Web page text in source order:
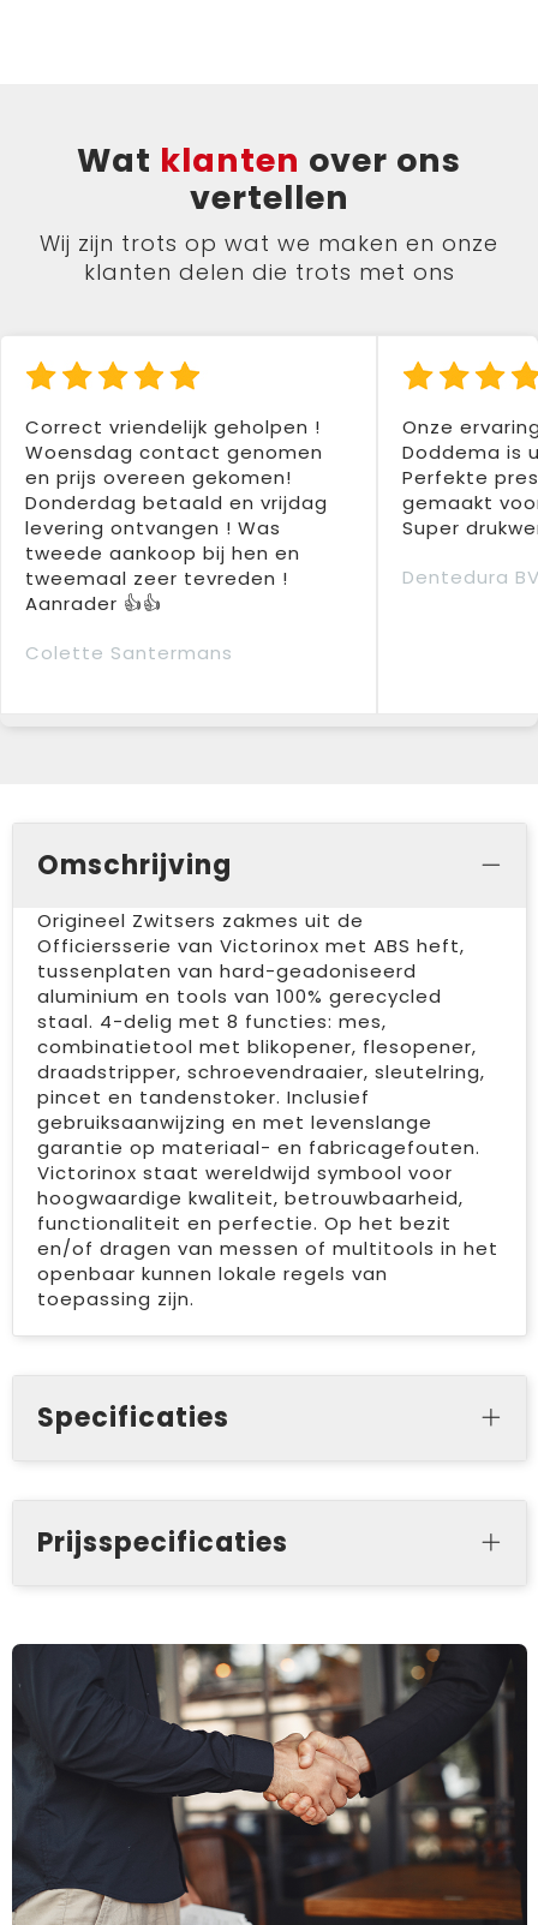
Wat klanten over ons
vertellen
Wij zijn trots op wat we maken en onze
klanten delen die trots met ons
Correct vriendelijk geholpen !
Woensdag contact genomen
en prijs overeen gekomen!
Donderdag betaald en vrijdag
levering ontvangen ! Was
tweede aankoop bij hen en
tweemaal zeer tevreden !
Aanrader 👍👍
Colette Santermans
Onze
Doddema is
Perfekte
gemaakt
Super
Dentedura
Omschrijving
Origineel Zwitsers zakmes uit de
Officiersserie van Victorinox met ABS heft,
tussenplaten van hard-geadoniseerd
aluminium en tools van 100% gerecycled
staal. 4-delig met 8 functies: mes,
combinatietool met blikopener, flesopener,
draadstripper, schroevendraaier, sleutelring,
pincet en tandenstoker. Inclusief
gebruiksaanwijzing en met levenslange
garantie op materiaal- en fabricagefouten.
Victorinox staat wereldwijd symbool voor
hoogwaardige kwaliteit, betrouwbaarheid,
functionaliteit en perfectie. Op het bezit
en/of dragen van messen of multitools in het
openbaar kunnen lokale regels van
toepassing zijn.
Specificaties
Prijsspecificaties